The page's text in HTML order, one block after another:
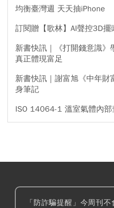
均衡臺灣週 天天抽iPhone
訂閱贈【歌林】AI聲控3D擺
新書快訊｜《打開錢意識》
真正體現富足
新書快訊｜謝富旭《中年
身筆記
ISO 14064-1 溫室氣體內部
「防詐騙提醒」今周刊